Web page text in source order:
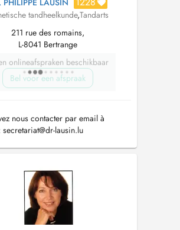
PHILIPPE LAUSIN
tandheelkunde,Tandarts
211 rue des romains,
L-8041 Bertrange
onlineafspraken beschikbaar
Bel voor een afspraak
nous contacter par email à
secretariat@dr-lausin.lu